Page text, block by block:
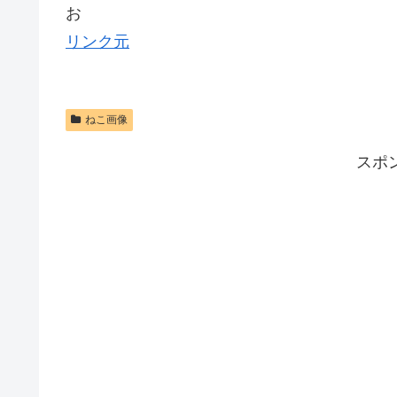
お
リンク元
ねこ画像
スポ